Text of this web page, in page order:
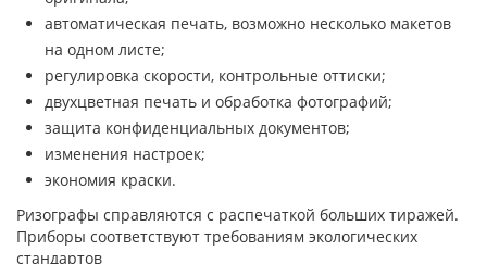
автоматическая печать, возможно несколько макетов
на одном листе;
регулировка скорости, контрольные оттиски;
двухцветная печать и обработка фотографий;
защита конфиденциальных документов;
изменения настроек;
экономия краски.
Ризографы справляются с распечаткой больших тиражей.
Приборы соответствуют требованиям экологических
стандартов